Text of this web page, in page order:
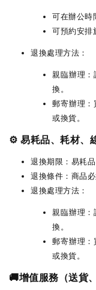
可在辦公時
可預約安排
退換處理方法：
親臨辦理：
換。
郵寄辦理：
或換貨。
⚙️ 易耗品、耗材、
退換期限：易耗
退換條件：商品
退換處理方法：
親臨辦理：
換。
郵寄辦理：
或換貨。
🚚增值服務（送貨